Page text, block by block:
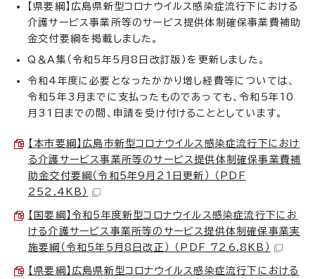
【県要綱】広島県新型コロナウイルス感染症流行下における
介護サービス事業所等のサービス提供体制確保事業費補助
金交付要綱を掲載しました。
Q＆A集（令和5年5月8日改訂版）を更新しました。
令和4年度に必要となったかかり増し経費等については、
令和5年3月までに支払ったものであっても、令和5年10
月31日までの間、申請を受け付けることとしています。
【本市要綱】広島市新型コロナウイルス感染症流行下におけ
る介護サービス事業所等のサービス提供体制確保事業費補
助金交付要綱（令和5年9月21日更新） （PDF
252.4KB）
【国要綱】令和5年度新型コロナウイルス感染症流行下にお
ける介護サービス事業所等のサービス提供体制確保事業実
施要綱（令和5年5月8日改正） （PDF 726.8KB）
【県要綱】広島県新型コロナウイルス感染症流行下における